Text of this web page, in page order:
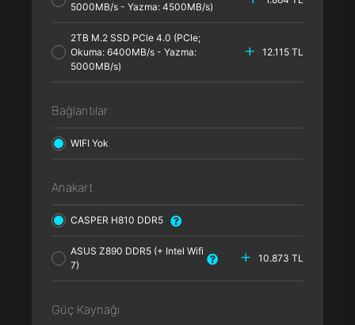
5000MB/s - Yazma: 4500MB/s)
2TB M.2 SSD PCle 4.0 (PCle;
Okuma: 6400MB/s - Yazma:
5000MB/s)
12.115 TL
Bağlantılar
WIFI Yok
Anakart
CASPER H810 DDR5
ASUS Z890 DDR5 (+ Intel Wifi
7)
10.873 TL
Güç Kaynağı